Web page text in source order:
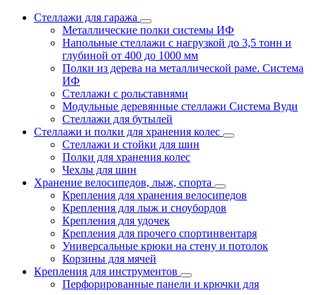
Стеллажи для гаража
Металлические полки системы ИФ
Напольные стеллажи с нагрузкой до 3,5 тонн и
глубиной от 400 до 1000 мм
Полки из дерева на металлической раме. Система
ИФ
Стеллажи с рольставнями
Модульные деревянные стеллажи Система Вуди
Стеллажи для бутылей
Стеллажи и полки для хранения колес
Стеллажи и стойки для шин
Полки для хранения колес
Чехлы для шин
Хранение велосипедов, лыж, спорта
Крепления для хранения велосипедов
Крепления для лыж и сноубордов
Крепления для удочек
Крепления для прочего спортинвентаря
Универсальные крюки на стену и потолок
Корзины для мячей
Крепления для инструментов
Перфорированные панели и крючки для